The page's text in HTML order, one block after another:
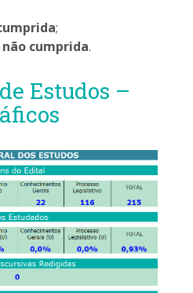
;
cumprida.
Estudos –